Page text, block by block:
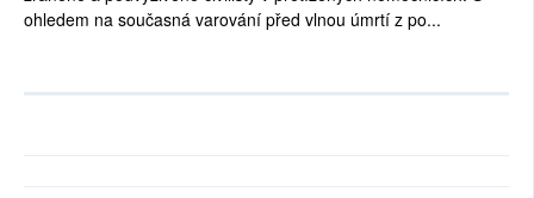
ohledem na současná varování před vlnou úmrtí z po...